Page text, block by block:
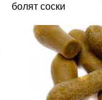
болят соски